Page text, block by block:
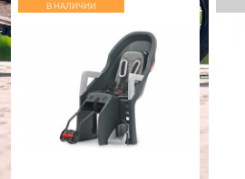
В НАЛИЧИИ